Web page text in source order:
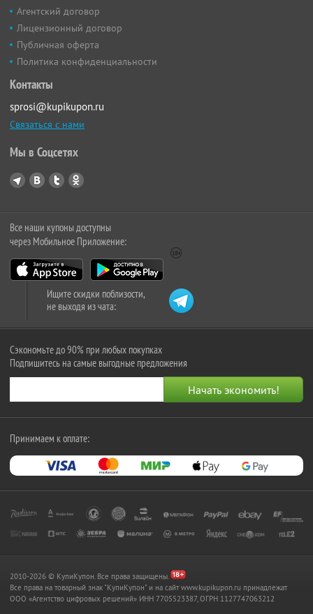
Агентский договор
Лицензионный договор
Публичная оферта
Политика конфиденциальности
Контакты
sprosi@kupikupon.ru
Связаться с нами
Мы в Соцсетях
Все наши купоны доступны
через Мобильное Приложение:
Ищите скидки поблизости,
не выходя из чата:
Сэкономьте до 90% при любых покупках
Подпишитесь на самые выгодные предложения
Принимаем к оплате:
2010-2026 © КупиКупон. Все права защищены.
Все права на товарный знак "КупиКупон" и на сайт www.kupikupon.ru принадлежат
OOO «Агентство цифровых решений» ИНН 7705523387, ОГРН 1127747063212